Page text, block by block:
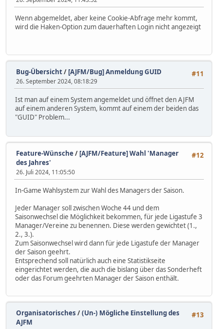
Wenn abgemeldet, aber keine Cookie-Abfrage mehr kommt,
wird die Haken-Option zum dauerhaften Login nicht angezeigt
#11
Bug-Übersicht/ [AJFM/Bug] Anmeldung GUID
26. September 2024, 08:18:29
Ist man auf einem System angemeldet und öffnet den AJFM
auf einem anderen System, kommt auf einem der beiden das
"GUID" Problem...
#12
Feature-Wünsche/ [AJFM/Feature] Wahl 'Manager
des Jahres'
26. Juli 2024, 11:05:50
In-Game Wahlsystem zur Wahl des Managers der Saison.
Jeder Manager soll zwischen Woche 44 und dem
Saisonwechsel die Möglichkeit bekommen, für jede Ligastufe 3
Manager/Vereine zu benennen. Diese werden gewichtet (1.,
2., 3.).
Zum Saisonwechsel wird dann für jede Ligastufe der Manager
der Saison geehrt.
Entsprechend soll natürlich auch eine Statistikseite
eingerichtet werden, die auch die bislang über das Sonderheft
oder das Forum geehrten Manager der Saison enthält.
#13
Organisatorisches /(Un-) Mögliche Einstellung des
AJFM